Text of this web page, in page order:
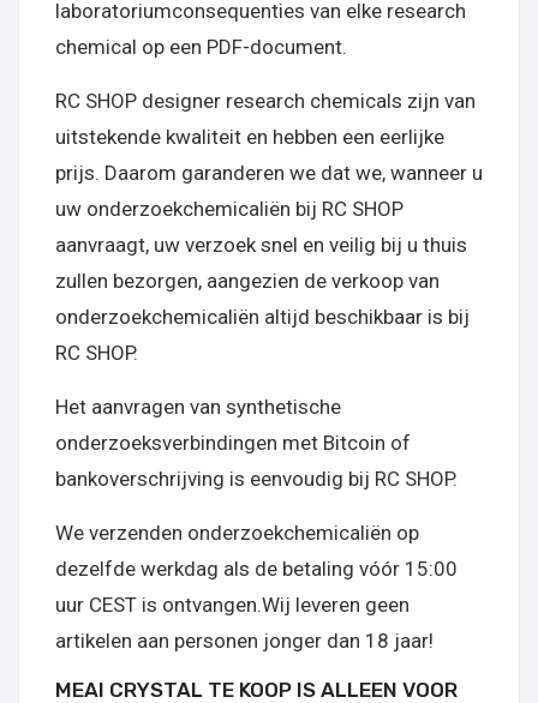
laboratoriumconsequenties van elke research
chemical op een PDF-document.
RC SHOP designer research chemicals zijn van
uitstekende kwaliteit en hebben een eerlijke
prijs. Daarom garanderen we dat we, wanneer u
uw onderzoekchemicaliën bij RC SHOP
aanvraagt, uw verzoek snel en veilig bij u thuis
zullen bezorgen, aangezien de verkoop van
onderzoekchemicaliën altijd beschikbaar is bij
RC SHOP.
Het aanvragen van synthetische
onderzoeksverbindingen met Bitcoin of
bankoverschrijving is eenvoudig bij RC SHOP.
We verzenden onderzoekchemicaliën op
dezelfde werkdag als de betaling vóór 15:00
uur CEST is ontvangen.Wij leveren geen
artikelen aan personen jonger dan 18 jaar!
MEAI CRYSTAL TE KOOP IS ALLEEN VOOR